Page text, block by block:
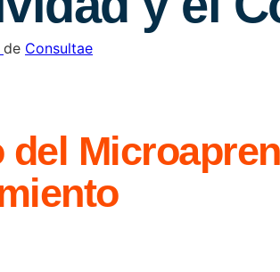
de Consultae
del